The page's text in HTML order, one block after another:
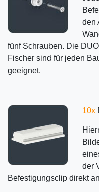
den
fünf Schrauben. Die
Fischer sind für jeden
geeignet.
10x
der
Befestigungsclip direkt